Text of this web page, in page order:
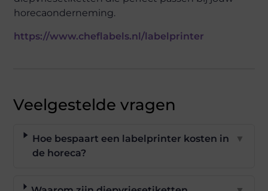
horecaonderneming.
https://www.cheflabels.nl/labelprinter
Veelgestelde vragen
Hoe bespaart een labelprinter kosten in
de horeca?
▼